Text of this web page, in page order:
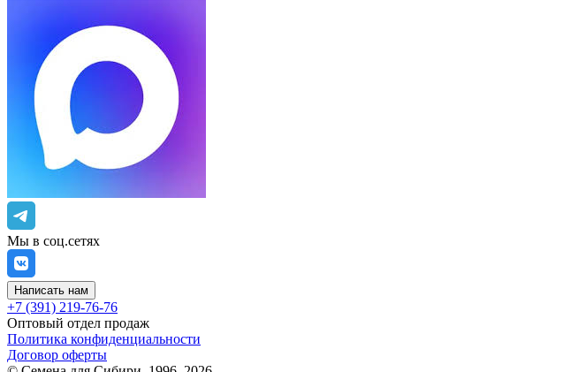
Мы в соц.сетях
Написать нам
+7 (391) 219-76-76
Оптовый отдел продаж
Политика конфиденциальности
Договор оферты